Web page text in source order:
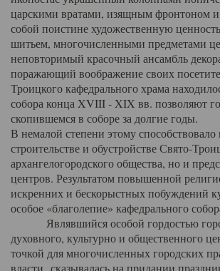
царскими вратами, изящным фронтоном
собой поистине художественную
шитьем, многочисленными предметами
неповторимый красочный ансамбль
поражающий воображение своих
Троицкого кафедрального храма
собора конца XVIII - XIX вв. позволяют
скопившемся в соборе за долгие годы.
В немалой степени этому
строительстве и обустройстве Свято-
архангелогородского общества, но и
центров. Результатом повышенной
искренних и бескорыстных побуждений
особое «благолепие» кафедрального
Являвшийся особой гордостью
духовного, культурно и общественного
точкой для многочисленных городских
власти сказывалась на придании